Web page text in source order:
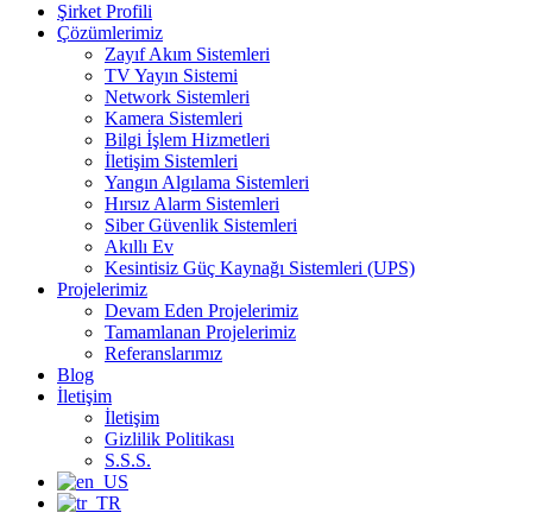
Şirket Profili
Çözümlerimiz
Zayıf Akım Sistemleri
TV Yayın Sistemi
Network Sistemleri
Kamera Sistemleri
Bilgi İşlem Hizmetleri
İletişim Sistemleri
Yangın Algılama Sistemleri
Hırsız Alarm Sistemleri
Siber Güvenlik Sistemleri
Akıllı Ev
Kesintisiz Güç Kaynağı Sistemleri (UPS)
Projelerimiz
Devam Eden Projelerimiz
Tamamlanan Projelerimiz
Referanslarımız
Blog
İletişim
İletişim
Gizlilik Politikası
S.S.S.